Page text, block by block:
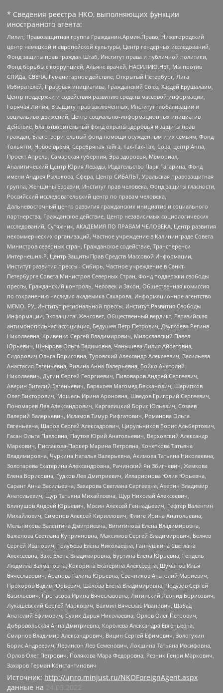
* Сведения реестра НКО, выполняющих функции
иностранного агента:
Лилит, Правозащитная группа Гражданин.Армия.Право, Нижегородский
центр немецкой и европейской культуры, Центр гендерных исследований,
Фонд защиты прав граждан Штаб, Институт права и публичной политики,
Фонд борьбы с коррупцией, Альянс врачей, НАСИЛИЮ.НЕТ, Мы против
СПИДа, СВЕЧА, Гуманитарное действие, Открытый Петербург, Лига
Избирателей, Правовая инициатива, Гражданский Союз, Хасдей Ерушалаим,
Центр поддержки и содействия развитию средств массовой информации,
Горячая Линия, В защиту прав заключенных, Институт глобализации и
социальных движений, Центр социально-информационных инициатив
Действие, Благотворительный фонд охраны здоровья и защиты прав
граждан, Благотворительный фонд помощи осужденным и их семьям, Фонд
Тольятти, Новое время, Серебряная тайга, Так-Так-Так, Сова, центр Анна,
Проект Апрель, Самарская губерния, Эра здоровья, Мемориал,
Аналитический Центр Юрия Левады, Издательство Парк Гагарина, Фонд
имени Андрея Рылькова, Сфера, Центр СИБАЛЬТ, Уральская правозащитная
группа, Женщины Евразии, Институт прав человека, Фонд защиты гласности,
Российский исследовательский центр по правам человека,
Дальневосточный центр развития гражданских инициатив и социального
партнерства, Гражданское действие, Центр независимых социологических
исследований, Сутяжник, АКАДЕМИЯ ПО ПРАВАМ ЧЕЛОВЕКА, Центр развития
некоммерческих организаций, Частное учреждение в Калининграде Совета
Министров северных стран, Гражданское содействие, Трансперенси
Интернешнл-Р, Центр Защиты Прав Средств Массовой Информации,
Институт развития прессы - Сибирь, Частное учреждение в Санкт-
Петербурге Совета Министров Северных Стран, Фонд поддержки свободы
прессы, Гражданский контроль, Человек и Закон, Общественная комиссия
по сохранению наследия академика Сахарова, Информационное агентство
МЕМО. РУ, Институт региональной прессы, Институт Развития Свободы
Информации, Экозащита!-Женсовет, Общественный вердикт, Евразийская
антимонопольная ассоциация, Бедушев Петр Петрович, Дзугкоева Регина
Николаевна, Кривенко Сергей Владимирович, Милославский Павел
Юрьевич, Шнырова Ольга Вадимовна, Чанышева Лилия Айратовна,
Сидорович Ольга Борисовна, Туровский Александр Алексеевич, Васильева
Анастасия Евгеньевна, Ривина Анна Валерьевна, Бойко Анатолий
Николаевич, Дугин Сергей Георгиевич, Пивоваров Андрей Сергеевич,
Аверин Виталий Евгеньевич, Барахоев Магомед Бекханович, Шарипков
Олег Викторович, Мошель Ирина Ароновна, Шведов Григорий Сергеевич,
Пономарев Лев Александрович, Каргалицкий Борис Юльевич, Созаев
Валерий Валерьевич, Исламов Тимур Рифгатович, Романова Ольга
Евгеньевна, Щаров Сергей Алексадрович, Цирульников Борис Альбертович,
Гасан Ольга Павловна, Паутов Юрий Анатольевич, Верховский Александр
Маркович, Пислакова-Паркер Марина Петровна, Кочеткова Татьяна
Владимировна, Чуркина Наталья Валерьевна, Акимова Татьяна Николаевна,
Золотарева Екатерина Александровна, Рачинский Ян Збигневич, Жемкова
Елена Борисовна, Гудков Лев Дмитриевич, Илларионова Юлия Юрьевна,
Саранг Анна Васильевна, Захарова Светлана Сергеевна, Аверин Владимир
Анатольевич, Щур Татьяна Михайловна, Щур Николай Алексеевич,
Блинушов Андрей Юрьевич, Мосин Алексей Геннадьевич, Гефтер Валентин
Михайлович, Симонов Алексей Кириллович, Флиге Ирина Анатольевна,
Мельникова Валентина Дмитриевна, Вититинова Елена Владимировна,
Баженова Светлана Куприяновна, Максимов Сергей Владимирович, Беляев
Сергей Иванович, Голубева Елена Николаевна, Ганнушкина Светлана
Алексеевна, Закс Елена Владимировна, Буртина Елена Юрьевна, Гендель
Людмила Залмановна, Кокорина Екатерина Алексеевна, Шуманов Илья
Вячеславович, Арапова Галина Юрьевна, Свечников Анатолий Мариевич,
Прохоров Вадим Юрьевич, Шахова Елена Владимировна, Подузов Сергей
Васильевич, Протасова Ирина Вячеславовна, Литинский Леонид Борисович,
Лукашевский Сергей Маркович, Бахмин Вячеслав Иванович, Шабад
Анатолий Ефимович, Сухих Дарья Николаевна, Орлов Олег Петрович,
Добровольская Анна Дмитриевна, Королева Александра Евгеньевна,
Смирнов Владимир Александрович, Вицин Сергей Ефимович, Золотухин
Борис Андреевич, Левинсон Лев Семенович, Локшина Татьяна Иосифовна,
Орлов Олег Петрович, Полякова Мара Федоровна, Резник Генри Маркович,
Захаров Герман Константинович
Источник: http://unro.minjust.ru/NKOForeignAgent.aspx
данные на 24.03.2022